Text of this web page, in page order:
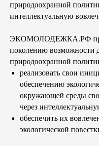
природоохранной
интеллектуальную
ЭКОМОЛОДЕЖКА.РФ
поколению возможности
природоохранной
реализовать свои
обеспечению
окружающей среды
через
обеспечить их
экологической